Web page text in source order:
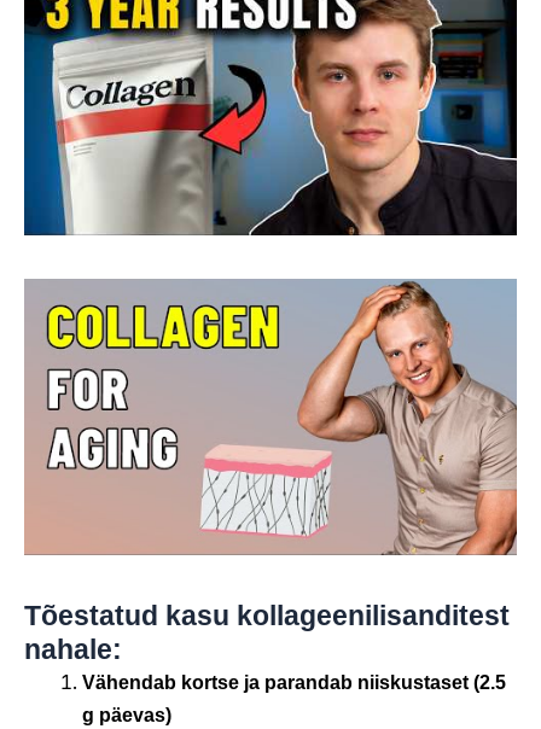
Tõestatud kasu kollageenilisanditest
nahale:
Vähendab kortse ja parandab niiskustaset (2.5
g päevas)